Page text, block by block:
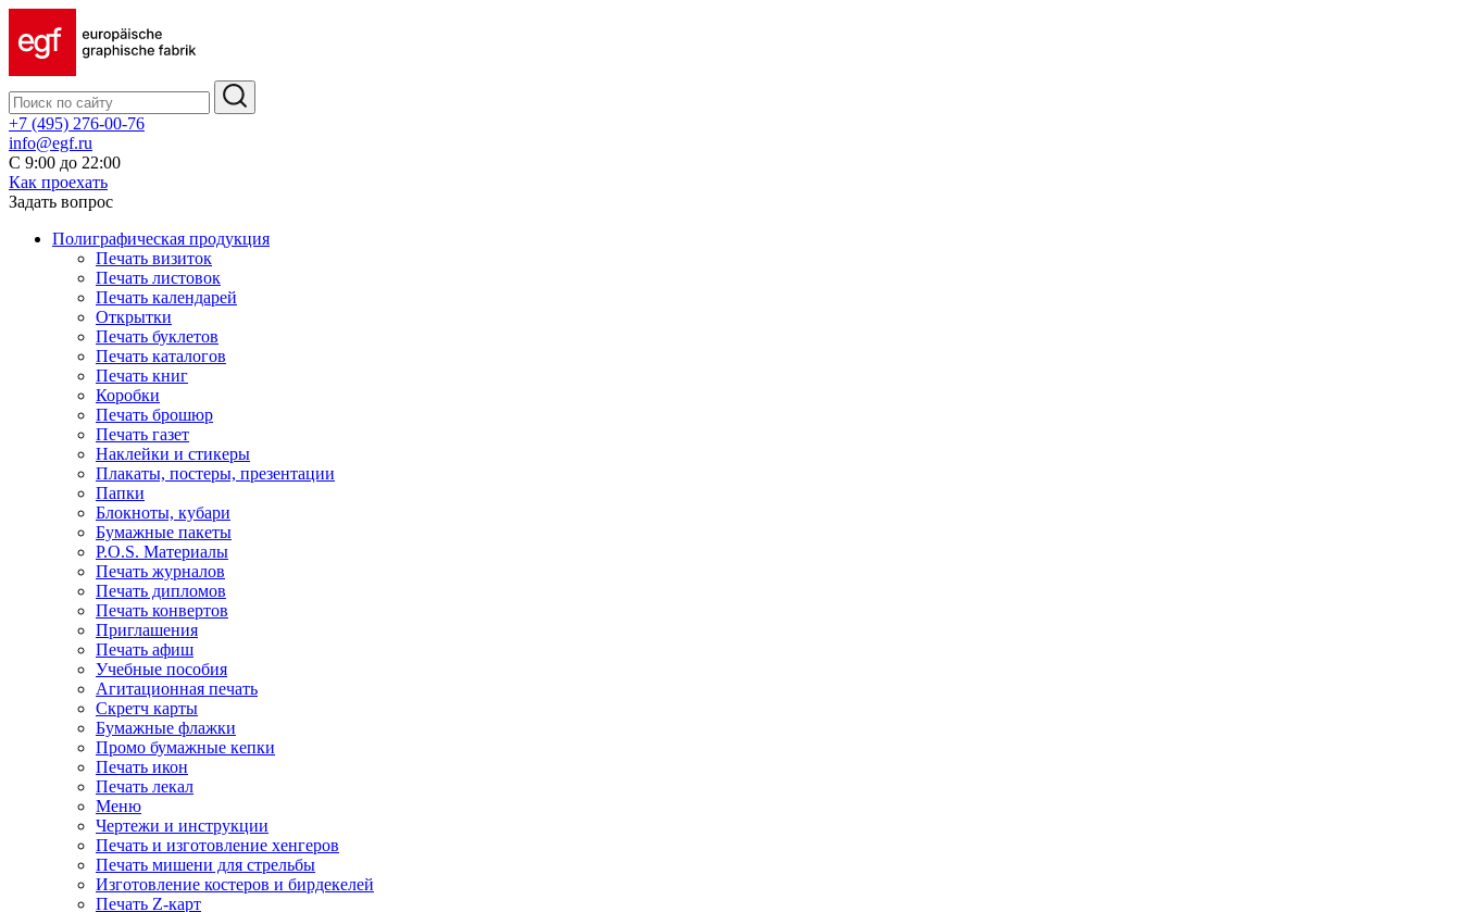
+7 (495) 276-00-76
info@egf.ru
С 9:00 до 22:00
Как проехать
Задать вопрос
Полиграфическая продукция
Печать визиток
Печать листовок
Печать календарей
Открытки
Печать буклетов
Печать каталогов
Печать книг
Коробки
Печать брошюр
Печать газет
Наклейки и стикеры
Плакаты, постеры, презентации
Папки
Блокноты, кубари
Бумажные пакеты
P.O.S. Материалы
Печать журналов
Печать дипломов
Печать конвертов
Приглашения
Печать афиш
Учебные пособия
Агитационная печать
Скретч карты
Бумажные флажки
Промо бумажные кепки
Печать икон
Печать лекал
Меню
Чертежи и инструкции
Печать и изготовление хенгеров
Печать мишени для стрельбы
Изготовление костеров и бирдекелей
Печать Z-карт